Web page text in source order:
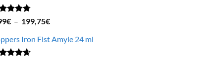
4.70
5
€ – 199,75€Plage
prix :
Iron Fist Amyle 24 ml